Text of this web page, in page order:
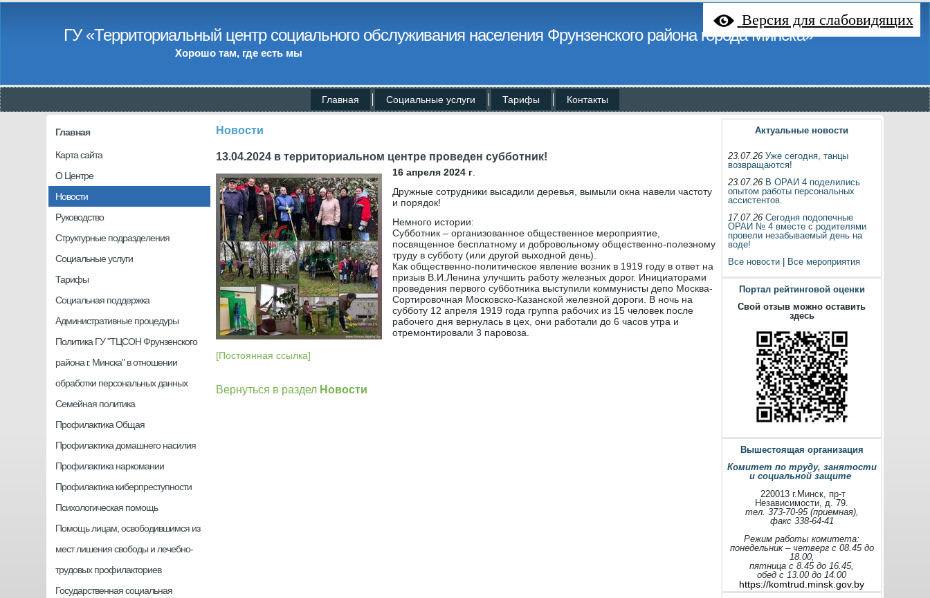
Версия для слабовидящих
ГУ «Территориальный центр социального обслуживания населения Фрунзенского района города Минска»
Хорошо там, где есть мы
Главная Социальные услуги Тарифы Контакты
Главная
Карта сайта
О Центре
Новости
Руководство
Структурные подразделения
Социальные услуги
Тарифы
Социальная поддержка
Административные процедуры
Политика ГУ "ТЦСОН Фрунзенского
района г. Минска" в отношении
обработки персональных данных
Семейная политика
Профилактика Общая
Профилактика домашнего насилия
Профилактика наркомании
Профилактика киберпреступности
Психологическая помощь
Помощь лицам, освободившимся из
мест лишения свободы и лечебно-
трудовых профилакториев
Государственная социальная
Новости
13.04.2024 в территориальном центре проведен субботник!
16 апреля 2024 г
Дружные сотрудники высадили деревья, вымыли окна навели частоту
и порядок!
Немного истории:
Субботник – организованное общественное мероприятие,
посвященное бесплатному и добровольному общественно-полезному
труду в субботу (или другой выходной день).
Как общественно-политическое явление возник в 1919 году в ответ на
призыв В.И.Ленина улучшить работу железных дорог. Инициаторами
проведения первого субботника выступили коммунисты депо Москва-
Сортировочная Московско-Казанской железной дороги. В ночь на
субботу 12 апреля 1919 года группа рабочих из 15 человек после
рабочего дня вернулась в цех, они работали до 6 часов утра и
отремонтировали 3 паровоза.
[Постоянная ссылка]
Вернуться в раздел Новости
Актуальные новости
23.07.26Уже сегодня, танцы
возвращаются!
23.07.26 В ОРАИ 4 поделились
опытом работы персональных
ассистентов.
17.07.26Сегодня подопечные
ОРАИ № 4 вместе с родителями
провели незабываемый день на
воде!
Все новости
Все мероприятия
Портал рейтинговой оценки
Свой отзыв можно оставить
здесь
Вышестоящая организация
Комитет по труду, занятости
и социальной защите
220013 г.Минск, пр-т
Независимости, д. 79.
тел. 373-70-95 (приемная),
факс 338-64-41
Режим работы комитета:
понедельник – четверг с 08.45 до
18.00,
пятница с 8.45 до 16.45,
обед с 13.00 до 14.00
https://komtrud.minsk.gov.by